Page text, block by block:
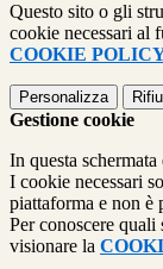
Questo sito o gli
cookie necessari al
COOKIE
Personalizza
Gestione cookie
In questa
I cookie necessari
piattaforma e non è
Per conoscere
visionare la